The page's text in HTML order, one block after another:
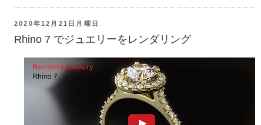
2020年12月21日月曜日
Rhino 7 でジュエリーをレンダリング